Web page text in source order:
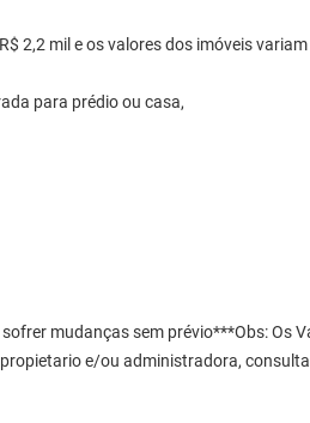
2,2 mil e os valores dos imóveis
para prédio ou casa,
mudanças sem prévio***Obs: Os
e/ou administradora,